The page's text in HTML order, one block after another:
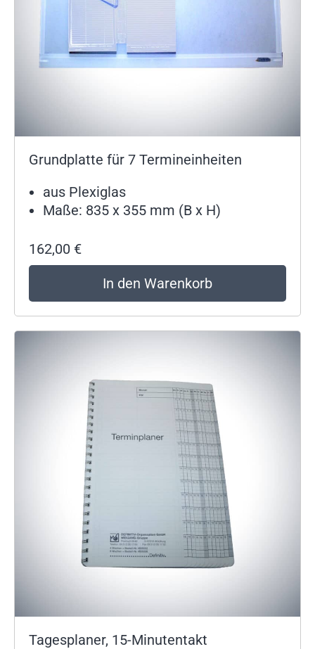
Grundplatte für 7 Termineinheiten
aus Plexiglas
Maße: 835 x 355 mm (B x H)
162,00 €
In den Warenkorb
Tagesplaner, 15-Minutentakt